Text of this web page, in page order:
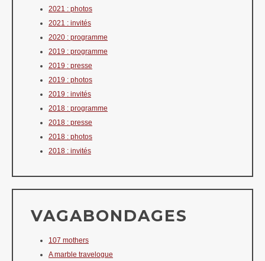
2021 : photos
2021 : invités
2020 : programme
2019 : programme
2019 : presse
2019 : photos
2019 : invités
2018 : programme
2018 : presse
2018 : photos
2018 : invités
VAGABONDAGES
107 mothers
A marble travelogue